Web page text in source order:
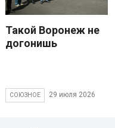
Такой Воронеж не
догонишь
СОЮЗНОЕ 29 июля 2026